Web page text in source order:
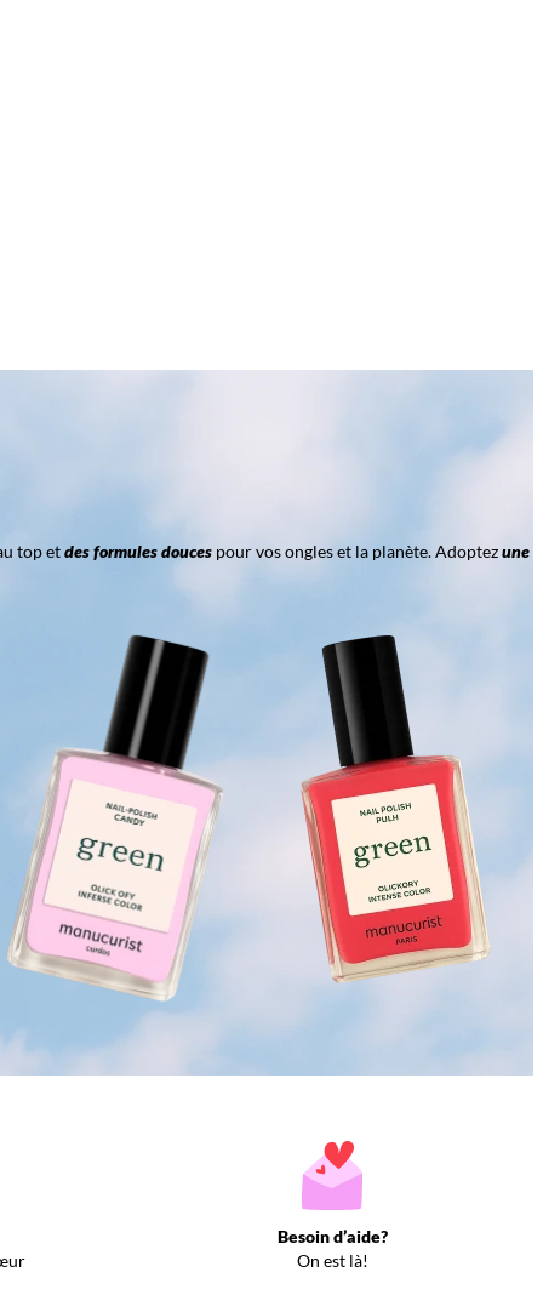
top etdes formules doucespour vos ongles et la planète. Adoptezune
Besoin d’aide?
On est là!